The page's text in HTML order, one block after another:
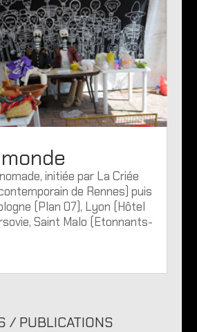
initiée par La Criée
de Rennes) puis
(Plan 07), Lyon (Hôtel
Saint Malo (Etonnants-
/ PUBLICATIONS